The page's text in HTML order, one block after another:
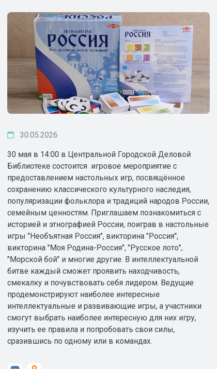
30.05.2026
30 мая в 14:00 в Центральной Городской Деловой
Библиотеке состоится игровое мероприятие с
предоставлением настольных игр, посвящённое
сохранению классического культурного наследия,
популяризации фольклора и традиций народов России,
семейным ценностям. Приглашаем познакомиться с
историей и этнографией России, поиграв в настольные
игры "Необъятная Россия", викторина "Россия",
викторина "Моя Родина-Россия", "Русское лото",
"Морской бой" и многие другие. В интеллектуальной
битве каждый сможет проявить находчивость,
смекалку и почувствовать себя лидером. Ведущие
продемонстрируют наиболее интересные
интеллектуальные и развивающие игры, а участники
смогут выбрать наиболее интересную для них игру,
изучить ее правила и попробовать свои силы,
сразившись по одному или в командах.